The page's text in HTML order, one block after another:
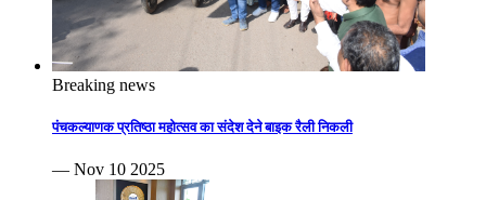
Breaking news
पंचकल्याणक प्रतिष्ठा महोत्सव का संदेश देने बाइक रैली निकली
— Nov 10 2025